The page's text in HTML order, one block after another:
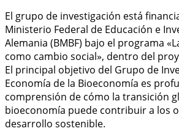
El grupo de investigación está
Ministerio Federal de Educación e
Alemania (BMBF) bajo el programa
como cambio social», dentro del
El principal objetivo del Grupo de
Economía de la Bioeconomía es
comprensión de cómo la transición
bioeconomía puede contribuir a los
desarrollo sostenible.